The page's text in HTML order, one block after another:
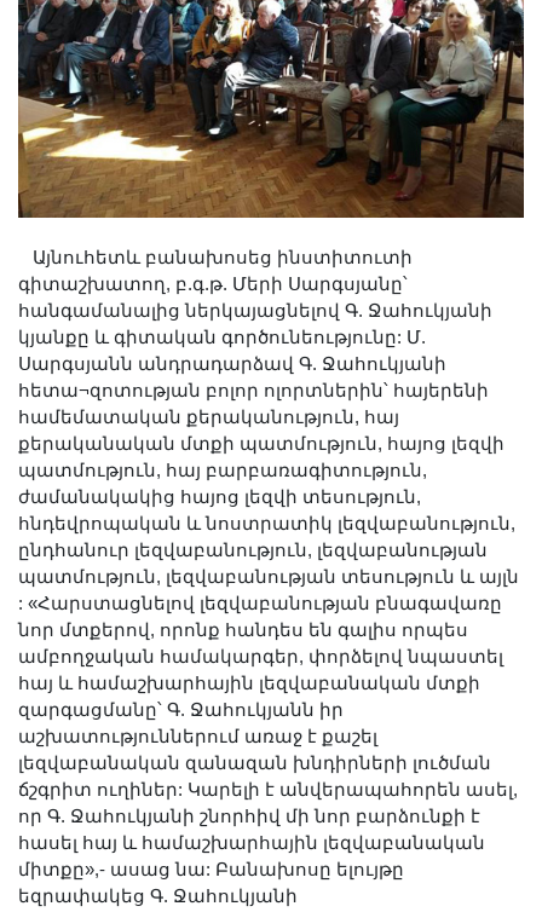
Այնուհետև բանախոսեց ինստիտուտի
գիտաշխատող, բ.գ.թ. Մերի Սարգսյանը՝
հանգամանալից ներկայացնելով Գ. Ջահուկյանի
կյանքը և գիտական գործունեությունը: Մ.
Սարգսյանն անդրադարձավ Գ. Ջահուկյանի
հետա¬զոտության բոլոր ոլորտներին՝ հայերենի
համեմատական քերականություն, հայ
քերականական մտքի պատմություն, հայոց լեզվի
պատմություն, հայ բարբառագիտություն,
ժամանակակից հայոց լեզվի տեսություն,
հնդեվրոպական և նոստրատիկ լեզվաբանություն,
ընդհանուր լեզվաբանություն, լեզվաբանության
պատմություն, լեզվաբանության տեսություն և այլն
: «Հարստացնելով լեզվաբանության բնագավառը
նոր մտքերով, որոնք հանդես են գալիս որպես
ամբողջական համակարգեր, փորձելով նպաստել
հայ և համաշխարհային լեզվաբանական մտքի
զարգացմանը՝ Գ. Ջահուկյանն իր
աշխատություններում առաջ է քաշել
լեզվաբանական զանազան խնդիրների լուծման
ճշգրիտ ուղիներ: Կարելի է անվերապահորեն ասել,
որ Գ. Ջահուկյանի շնորհիվ մի նոր բարձունքի է
հասել հայ և համաշխարհային լեզվաբանական
միտքը»,- ասաց նա: Բանախոսը ելույթը
եզրափակեց Գ. Ջահուկյանի